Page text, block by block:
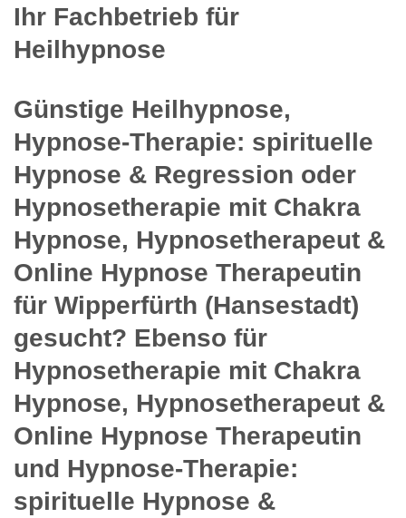
Ihr Fachbetrieb für
Heilhypnose
Günstige Heilhypnose,
Hypnose-Therapie: spirituelle
Hypnose & Regression oder
Hypnosetherapie mit Chakra
Hypnose, Hypnosetherapeut &
Online Hypnose Therapeutin
für Wipperfürth (Hansestadt)
gesucht? Ebenso für
Hypnosetherapie mit Chakra
Hypnose, Hypnosetherapeut &
Online Hypnose Therapeutin
und Hypnose-Therapie:
spirituelle Hypnose &